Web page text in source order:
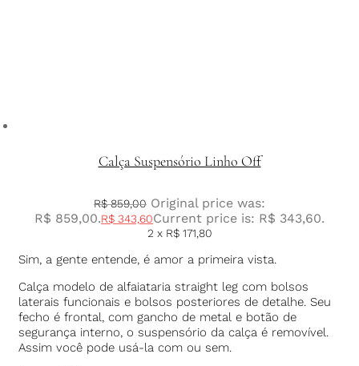
Calça Suspensório Linho Off
R$859,00 Original price was:
R$ 859,00.R$ 343,60Current price is: R$ 343,60.
2 x R$171,80
Sim, a gente entende, é amor a primeira vista.
Calça modelo de alfaiataria straight leg com bolsos
laterais funcionais e bolsos posteriores de detalhe. Seu
fecho é frontal, com gancho de metal e botão de
segurança interno, o suspensório da calça é removível.
Assim você pode usá-la com ou sem.